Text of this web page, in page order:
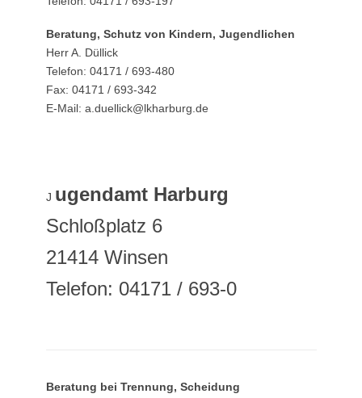
Beratung, Schutz von Kindern, Jugendlichen
Herr A. Düllick
Telefon: 04171 / 693-480
Fax: 04171 / 693-342
E-Mail: a.duellick@lkharburg.de
J ugendamt Harburg
Schloßplatz 6
21414 Winsen
Telefon: 04171 / 693-0
Beratung bei Trennung, Scheidung